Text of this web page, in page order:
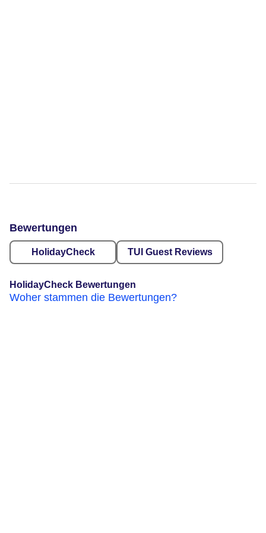
Bewertungen
HolidayCheck TUI Guest Reviews
HolidayCheck Bewertungen
Woher stammen die Bewertungen?